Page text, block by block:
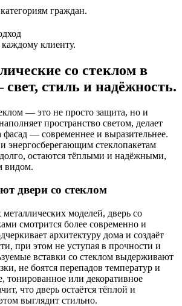
граждан.
клиенту.
со стеклом в
стиль и надёжность.
— это не просто защита, но и
пространство светом, делает
— современнее и выразительнее.
энергосберегающим стеклопакетам
остаются тёплыми и надёжными,
видом.
двери со стеклом
моделей, дверь со
смотрится более современно и
архитектуру дома и создаёт
при этом не уступая в прочности и
вставки со стеклом выдерживают
не боятся перепадов температур и
тонированное или декоративное
что дверь остаётся тёплой и
выглядит стильно.